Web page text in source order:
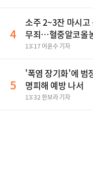
4
소주 2~3잔 마시
무죄…혈중알코올
13:17 어윤수 기자
5
'폭염 장기화'에 범
명피해 예방 나서
13:32 한보라 기자